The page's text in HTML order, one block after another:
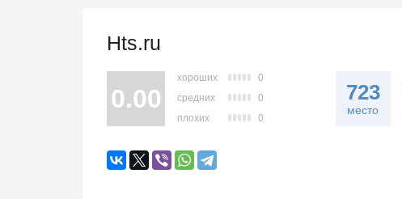
Hts.ru
0.00
хороших
0
средних
0
плохих
0
723
место